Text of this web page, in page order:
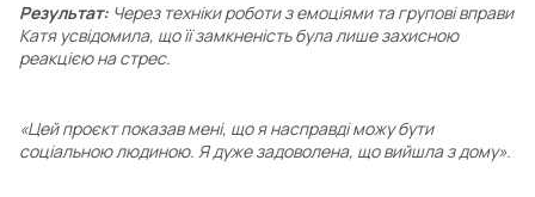
Результат: Через техніки роботи з емоціями та групові вправи
Катя усвідомила, що її замкненість була лише захисною
реакцією на стрес.
«Цей проєкт показав мені, що я насправді можу бути
соціальною людиною. Я дуже задоволена, що вийшла з дому».